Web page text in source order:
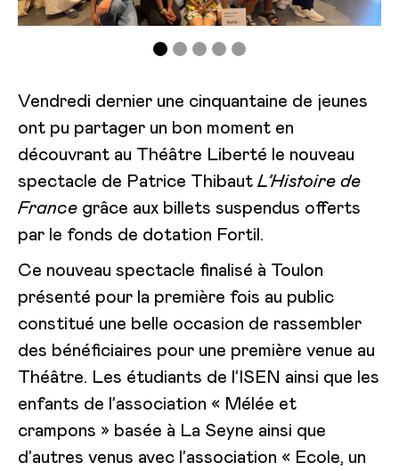
Vendredi dernier une cinquantaine de jeunes
ont pu partager un bon moment en
découvrant au Théâtre Liberté le nouveau
spectacle de Patrice Thibaut L’Histoire de
France grâce aux billets suspendus offerts
par le fonds de dotation Fortil.
Ce nouveau spectacle finalisé à Toulon
présenté pour la première fois au public
constitué une belle occasion de rassembler
des bénéficiaires pour une première venue au
Théâtre. Les étudiants de l’ISEN ainsi que les
enfants de l’association « Mélée et
crampons » basée à La Seyne ainsi que
d’autres venus avec l’association « Ecole, un